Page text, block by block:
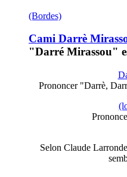
(Bordes)
Cami Darrè
"Darré Mirassou"
Prononcer "Darrè,
Selon Claude